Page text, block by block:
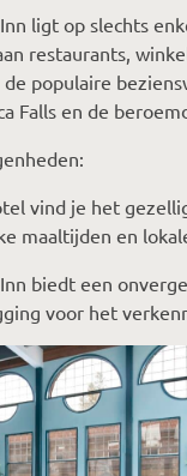
ligt op slechts
restaurants,
populaire
Falls en de
vind je het
maaltijden en
biedt een
voor het